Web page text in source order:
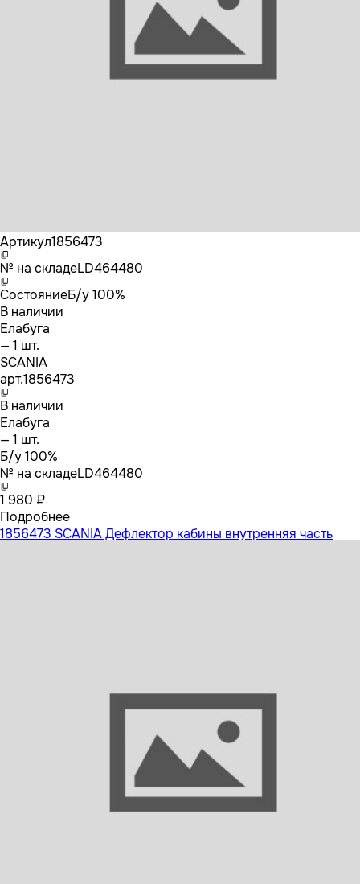
Артикул1856473
№ на складеLD464480
СостояниеБ/у 100%
В наличии
Елабуга
— 1 шт.
SCANIA
арт.1856473
В наличии
Елабуга
— 1 шт.
Б/у 100%
№ на складеLD464480
1 980 ₽
Подробнее
1856473 SCANIA Дефлектор кабины внутренняя часть